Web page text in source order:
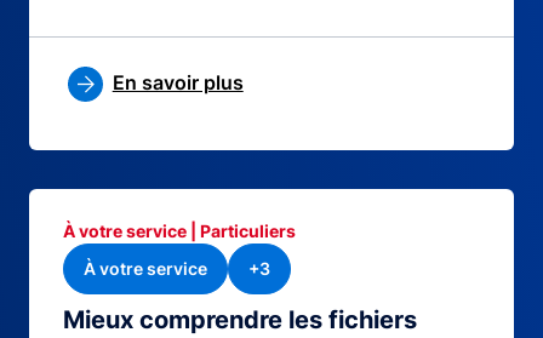
En savoir plus
Mieux comprendre les fichiers
À votre service | Particuliers
À votre service
+3